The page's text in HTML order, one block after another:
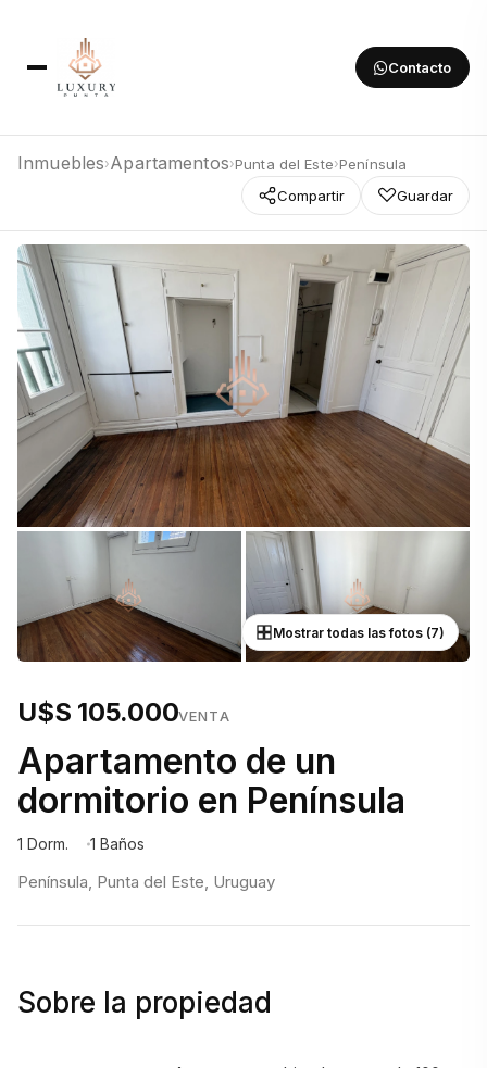
Contacto
Inmuebles›Apartamentos›Punta del Este›Península
Compartir
Guardar
Mostrar todas las fotos (7)
U$S 105.000VENTA
Apartamento de un
dormitorio en Península
1 Dorm. 1 Baños
Península, Punta del Este, Uruguay
Sobre la propiedad